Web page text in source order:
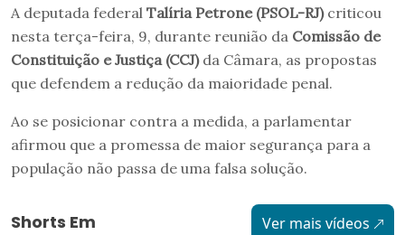
A deputada federal Talíria Petrone (PSOL-RJ)criticou
nesta terça-feira, 9, durante reunião da Comissão de
Constituição e Justiça (CCJ) da Câmara, as propostas
que defendem a redução da maioridade penal.
Ao se posicionar contra a medida, a parlamentar
afirmou que a promessa de maior segurança para a
população não passa de uma falsa solução.
Shorts Em
Ver mais vídeos